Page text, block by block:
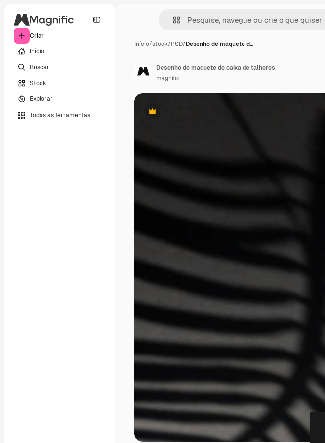
Criar
Início
Buscar
Stock
Explorar
Todas as ferramentas
Início/stock/PSD/Desenho de maquete d…
Premium
Desenho de maquete de caixa de talheres
magnific